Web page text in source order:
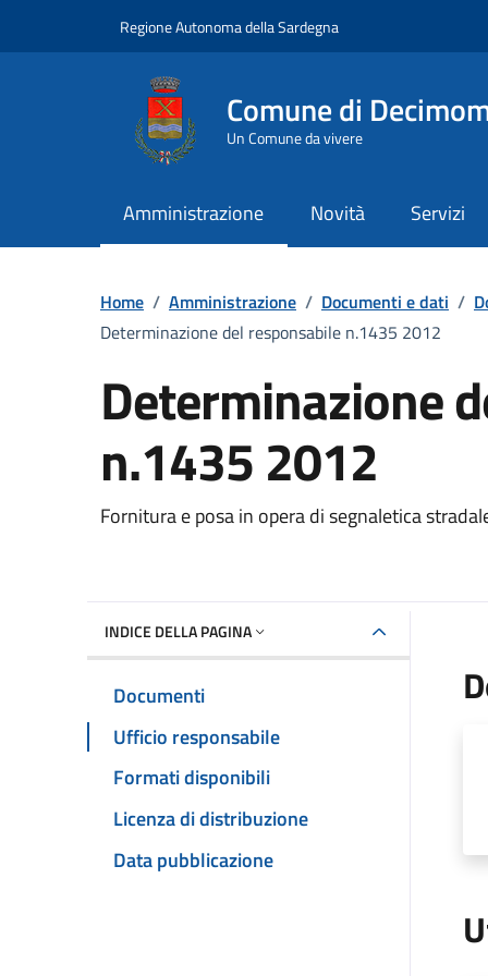
Regione Autonoma della Sardegna
Comune di
Un Comune da vivere
Amministrazione Novità Servizi
Home / Amministrazione / Documenti e dati /
Determinazione del responsabile n.1435 2012
Determinazione
n.1435 2012
Dettaglio del documento
Fornitura e posa in opera di segnaletica
INDICE DELLA PAGINA
Documenti
Ufficio responsabile
Formati disponibili
Licenza di distribuzione
Data pubblicazione